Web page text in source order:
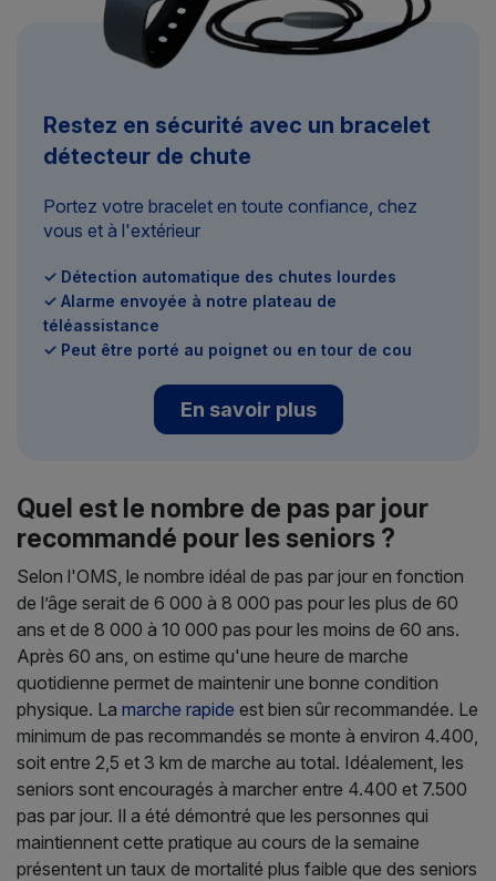
Restez en sécurité avec un bracelet
détecteur de chute
Portez votre bracelet en toute confiance, chez
vous et à l'extérieur
✓ Détection automatique des chutes lourdes
✓ Alarme envoyée à notre plateau de
téléassistance
✓ Peut être porté au poignet ou en tour de cou
En savoir plus
Quel est le nombre de pas par jour
recommandé pour les seniors ?
Selon l'OMS, le nombre idéal de pas par jour en fonction
de l’âge serait de 6 000 à 8 000 pas pour les plus de 60
ans et de 8 000 à 10 000 pas pour les moins de 60 ans.
Après 60 ans, on estime qu'une heure de marche
quotidienne permet de maintenir une bonne condition
physique. La marche rapide est bien sûr recommandée. Le
minimum de pas recommandés se monte à environ 4.400,
soit entre 2,5 et 3 km de marche au total. Idéalement, les
seniors sont encouragés à marcher entre 4.400 et 7.500
pas par jour. Il a été démontré que les personnes qui
maintiennent cette pratique au cours de la semaine
présentent un taux de mortalité plus faible que des seniors